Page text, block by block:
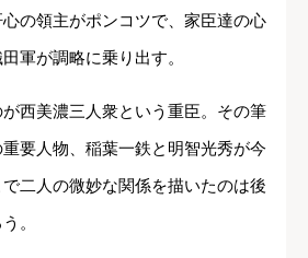
の領主がポンコツで、家臣達の心
軍が調略に乗り出す。
西美濃三人衆という重臣。その筆
要人物、稲葉一鉄と明智光秀が今
二人の微妙な関係を描いたのは後
。